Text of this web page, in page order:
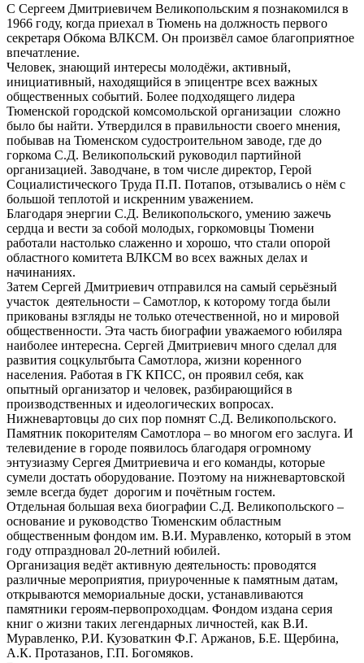
С Сергеем Дмитриевичем Великопольским я познакомился в
1966 году, когда приехал в Тюмень на должность первого
секретаря Обкома ВЛКСМ. Он произвёл самое благоприятное
впечатление.
Человек, знающий интересы молодёжи, активный,
инициативный, находящийся в эпицентре всех важных
общественных событий. Более подходящего лидера
Тюменской городской комсомольской организации сложно
было бы найти. Утвердился в правильности своего мнения,
побывав на Тюменском судостроительном заводе, где до
горкома С.Д. Великопольский руководил партийной
организацией. Заводчане, в том числе директор, Герой
Социалистического Труда П.П. Потапов, отзывались о нём с
большой теплотой и искренним уважением.
Благодаря энергии С.Д. Великопольского, умению зажечь
сердца и вести за собой молодых, горкомовцы Тюмени
работали настолько слаженно и хорошо, что стали опорой
областного комитета ВЛКСМ во всех важных делах и
начинаниях.
Затем Сергей Дмитриевич отправился на самый серьёзный
участок деятельности – Самотлор, к которому тогда были
прикованы взгляды не только отечественной, но и мировой
общественности. Эта часть биографии уважаемого юбиляра
наиболее интересна. Сергей Дмитриевич много сделал для
развития соцкультбыта Самотлора, жизни коренного
населения. Работая в ГК КПСС, он проявил себя, как
опытный организатор и человек, разбирающийся в
производственных и идеологических вопросах.
Нижневартовцы до сих пор помнят С.Д. Великопольского.
Памятник покорителям Самотлора – во многом его заслуга. И
телевидение в городе появилось благодаря огромному
энтузиазму Сергея Дмитриевича и его команды, которые
сумели достать оборудование. Поэтому на нижневартовской
земле всегда будет дорогим и почётным гостем.
Отдельная большая веха биографии С.Д. Великопольского –
основание и руководство Тюменским областным
общественным фондом им. В.И. Муравленко, который в этом
году отпраздновал 20-летний юбилей.
Организация ведёт активную деятельность: проводятся
различные мероприятия, приуроченные к памятным датам,
открываются мемориальные доски, устанавливаются
памятники героям-первопроходцам. Фондом издана серия
книг о жизни таких легендарных личностей, как В.И.
Муравленко, Р.И. Кузоваткин Ф.Г. Аржанов, Б.Е. Щербина,
А.К. Протазанов, Г.П. Богомяков.